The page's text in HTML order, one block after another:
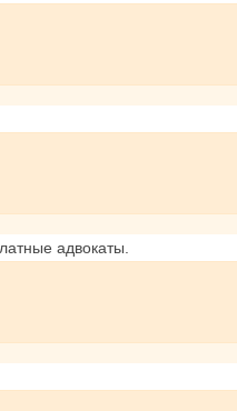
адвокаты.